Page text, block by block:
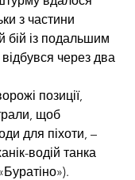
з частини
бій із подальшим
через два
позиції,
щоб
для піхоти, –
водій танка